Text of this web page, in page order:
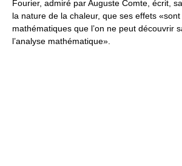
Fourier, admiré par Auguste Comte, écrit,
la nature de la chaleur, que ses effets
mathématiques que l’on ne peut découvrir
l’analyse mathématique».